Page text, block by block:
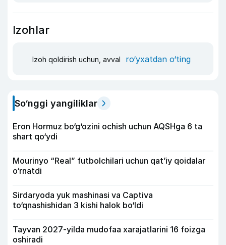
Izohlar
Izoh qoldirish uchun, avval ro‘yxatdan o‘ting
So‘nggi yangiliklar
Eron Hormuz bo‘g‘ozini ochish uchun AQSHga 6 ta
shart qo‘ydi
Mourinyo “Real” futbolchilari uchun qat’iy qoidalar
o‘rnatdi
Sirdaryoda yuk mashinasi va Captiva
to‘qnashishidan 3 kishi halok bo‘ldi
Tayvan 2027-yilda mudofaa xarajatlarini 16 foizga
oshiradi